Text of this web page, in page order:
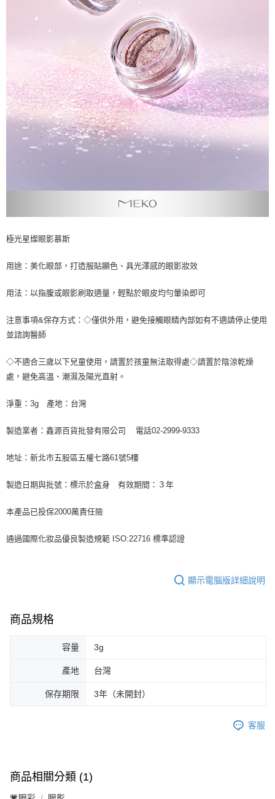
極光星燦眼影慕斯
用途：美化眼部，打造服貼顯色、具光澤感的眼影妝效
用法：以指腹或眼影刷取適量，輕點於眼皮均勻暈染即可
注意事項&保存方式：◇僅供外用，避免接觸眼睛內部如有不適請停止使用
並諮詢醫師
◇不適合三歲以下兒童使用，請置於孩童無法取得處◇請置於陰涼乾燥
處，避免高溫、潮濕及陽光直射。
淨重：3g 產地：台灣
製造業者：鑫源百貨批發有限公司 電話02-2999-9333
地址：新北市五股區五權七路61號5樓
製造日期與批號：標示於盒身 有效期間：３年
本產品已投保2000萬責任險
通過國際化妝品優良製造規範 ISO:22716 標準認證
顯示電腦版詳細說明
商品規格
容量 3g
產地 台灣
保存期限 3年（未開封）
客服
商品相關分類 (1)